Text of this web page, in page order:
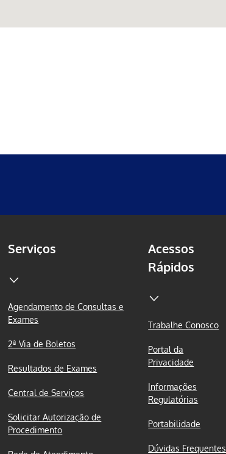
Serviços
Agendamento de Consultas e
Exames
2ª Via de Boletos
Resultados de Exames
Central de Serviços
Solicitar Autorização de
Procedimento
Acessos
Rápidos
Trabalhe Conosco
Portal da
Privacidade
Informações
Regulatórias
Portabilidade
Dúvidas Frequentes